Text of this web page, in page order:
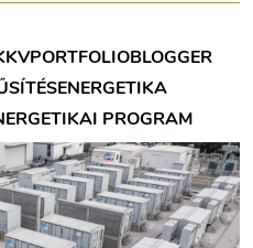
PORTFOLIOBLOGGER
ENERGETIKA
PROGRAM